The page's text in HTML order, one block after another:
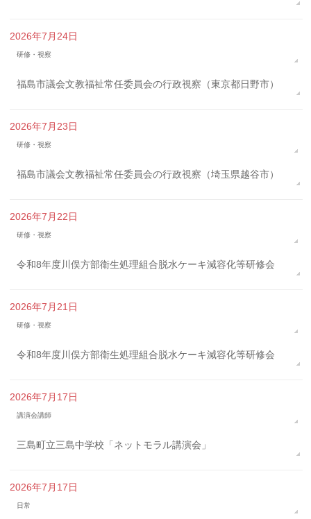
2026年7月24日
研修・視察
福島市議会文教福祉常任委員会の行政視察（東京都日野市）
2026年7月23日
研修・視察
福島市議会文教福祉常任委員会の行政視察（埼玉県越谷市）
2026年7月22日
研修・視察
令和8年度川俣方部衛生処理組合脱水ケーキ減容化等研修会
2026年7月21日
研修・視察
令和8年度川俣方部衛生処理組合脱水ケーキ減容化等研修会
2026年7月17日
講演会講師
三島町立三島中学校「ネットモラル講演会」
2026年7月17日
日常